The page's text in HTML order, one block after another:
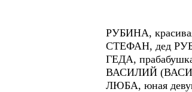
РУБИНА,
СТЕФАН, дед
ГЕДА,
ВАСИЛИЙ
ЛЮБА, юная